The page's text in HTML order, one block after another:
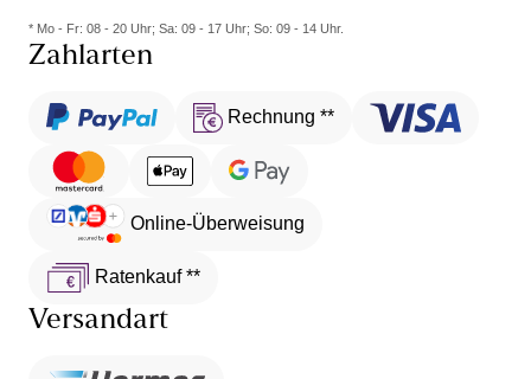
* Mo - Fr: 08 - 20 Uhr; Sa: 09 - 17 Uhr; So: 09 - 14 Uhr.
Zahlarten
Rechnung **
Online-Überweisung
Ratenkauf **
Versandart